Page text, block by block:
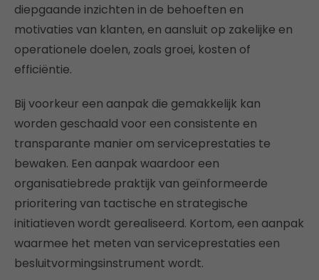
diepgaande inzichten in de behoeften en
motivaties van klanten, en aansluit op zakelijke en
operationele doelen, zoals groei, kosten of
efficiëntie.
Bij voorkeur een aanpak die gemakkelijk kan
worden geschaald voor een consistente en
transparante manier om serviceprestaties te
bewaken. Een aanpak waardoor een
organisatiebrede praktijk van geïnformeerde
prioritering van tactische en strategische
initiatieven wordt gerealiseerd. Kortom, een aanpak
waarmee het meten van serviceprestaties een
besluitvormingsinstrument wordt.